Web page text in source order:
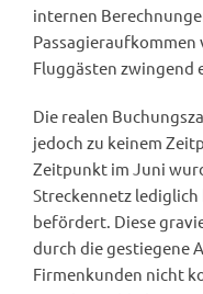
internen
Fluggästen zwingend
Die realen
jedoch zu keinem
Zeitpunkt im Juni
Streckennetz
befördert. Diese
durch die gestiegene
Firmenkunden nicht